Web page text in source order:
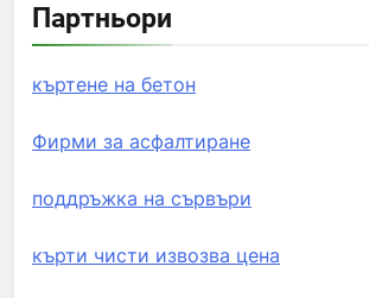
Партньори
къртене на бетон
Фирми за асфалтиране
поддръжка на сървъри
кърти чисти извозва цена